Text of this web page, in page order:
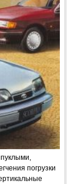
погрузки